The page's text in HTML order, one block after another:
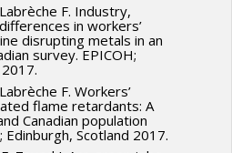
F. Industry,
in workers’
disrupting metals in an
survey. EPICOH;
F. Workers’
flame retardants: A
Canadian population
Edinburgh, Scotland 2017.